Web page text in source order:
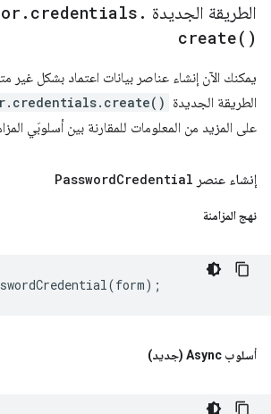
الطريقة الجديدة
. credentials .
create( )
يمكنك الآن إنشاء عناصر بيانات اعتماد بشكل غير
الطريقة الجديدة
على المزيد من المعلومات للمقارنة بين أسلوبَي
إنشاء عنصر PasswordCredential
نهج المزامنة
(form);
أسلوب Async (جديد)